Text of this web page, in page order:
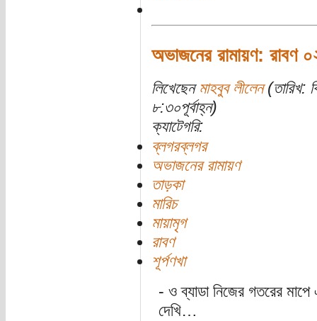
অভাজনের রামায়ণ: রাবণ
লিখেছেন মাহবুব লীলেন(তারিখ:
৮:৩০পূর্বাহ্ন)
ক্যাটেগরি:
ব্লগরব্লগর
অভাজনের রামায়ণ
তাড়কা
মারিচ
মায়ামৃগ
রাবণ
শূর্পণখা
- ও ব্যাডা নিজের গতরের
দেখি…